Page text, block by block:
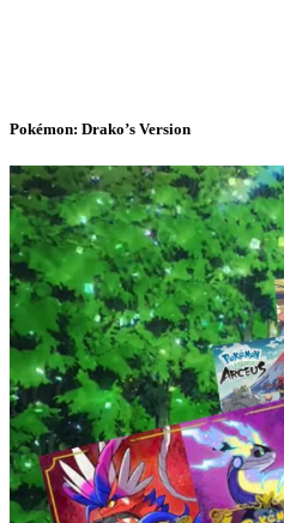
Pokémon: Drako’s Version